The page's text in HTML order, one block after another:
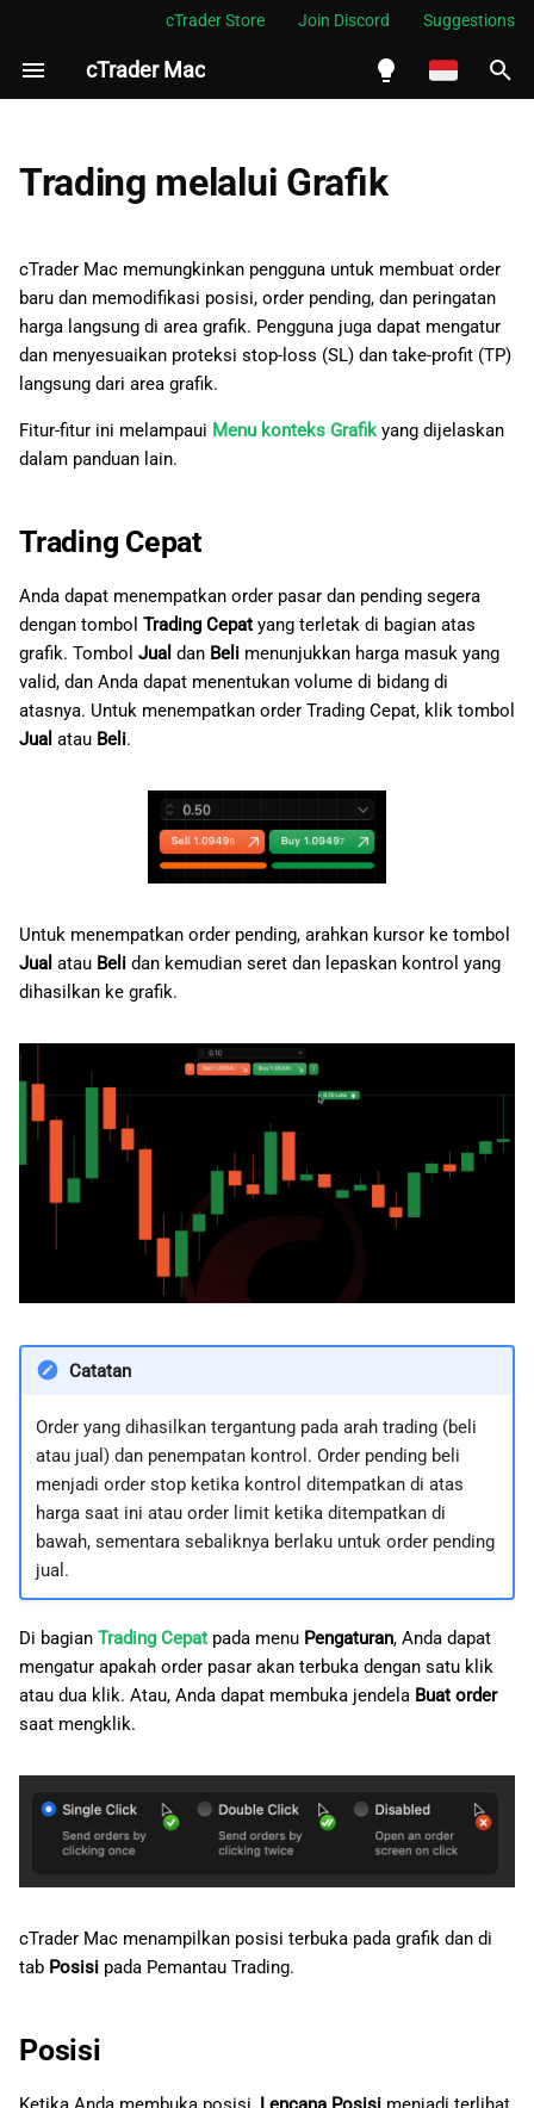
cTrader Store Join Discord Suggestions
cTrader Mac
العربية
Indonesia
Melayu
Tiếng Việt
Deutsch
Français
Italiano
M
m
r
s
i
a
p
a
n
p
e
n
a
n
Trading Cepat
Order pending
Peringatan harga
Trading melalui Grafik
cTrader Mac memungkinkan pengguna untuk membuat order
baru dan memodifikasi posisi, order pending, dan peringatan
harga langsung di area grafik. Pengguna juga dapat mengatur
dan menyesuaikan proteksi stop-loss (SL) dan take-profit (TP)
langsung dari area grafik.
Fitur-fitur ini melampaui Menu konteks Grafikyang dijelaskan
dalam panduan lain.
Trading Cepat
Anda dapat menempatkan order pasar dan pending segera
dengan tombol Trading Cepat yang terletak di bagian atas
grafik. Tombol Jual dan Beli menunjukkan harga masuk yang
valid, dan Anda dapat menentukan volume di bidang di
atasnya. Untuk menempatkan order Trading Cepat, klik tombol
Jual atau Beli.
Untuk menempatkan order pending, arahkan kursor ke tombol
Jual atau Beli dan kemudian seret dan lepaskan kontrol yang
dihasilkan ke grafik.
Catatan
Order yang dihasilkan tergantung pada arah trading (beli
atau jual) dan penempatan kontrol. Order pending beli
menjadi order stop ketika kontrol ditempatkan di atas
harga saat ini atau order limit ketika ditempatkan di
bawah, sementara sebaliknya berlaku untuk order pending
jual.
Di bagian Trading Cepat pada menu Pengaturan, Anda dapat
mengatur apakah order pasar akan terbuka dengan satu klik
atau dua klik. Atau, Anda dapat membuka jendela Buat order
saat mengklik.
cTrader Mac menampilkan posisi terbuka pada grafik dan di
tab Posisi pada Pemantau Trading.
Posisi